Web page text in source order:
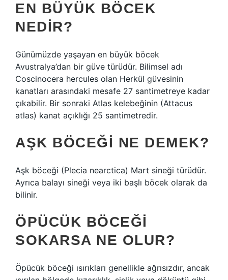
EN BÜYÜK BÖCEK
NEDIR?
Günümüzde yaşayan en büyük böcek
Avustralya’dan bir güve türüdür. Bilimsel adı
Coscinocera hercules olan Herkül güvesinin
kanatları arasındaki mesafe 27 santimetreye kadar
çıkabilir. Bir sonraki Atlas kelebeğinin (Attacus
atlas) kanat açıklığı 25 santimetredir.
AŞK BÖCEĞI NE DEMEK?
Aşk böceği (Plecia nearctica) Mart sineği türüdür.
Ayrıca balayı sineği veya iki başlı böcek olarak da
bilinir.
ÖPÜCÜK BÖCEĞI
SOKARSA NE OLUR?
Öpücük böceği ısırıkları genellikle ağrısızdır, ancak